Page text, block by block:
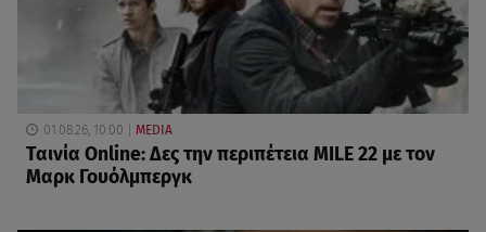
01.08.26, 10:00 MEDIA
Ταινία Online: Δες την περιπέτεια MILE 22 με τον
Μαρκ Γουόλμπεργκ